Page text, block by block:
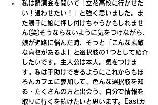
私は講演会を聞いて「立花高校に行かせた
い！通わせたい！」と強く思いました。ま
た勝手に娘に押し付けちゃうかもしれませ
ん(笑)そうならないように気をつけながら、
娘が進路に悩んだ時、そっと「こんな素敵
な高校があるよ」と選択肢の1つとして紹介
したいです。主人公は本人。気をつけま
す。私は手助けできるようにこれからもほ
ろんカフェに参加して、色んな選択肢を知
る・たくさんの方と出会う、自分で情報を
取りに行くを続けたいと思います。Eastカ